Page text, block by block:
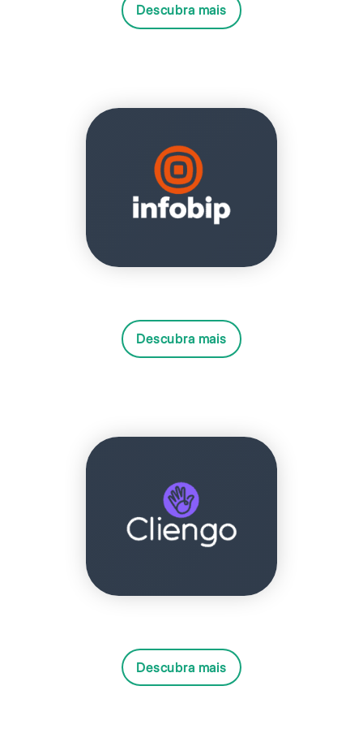
Descubra mais
Descubra mais